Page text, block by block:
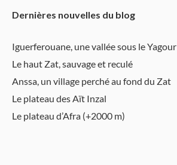
Dernières nouvelles du blog
Iguerferouane, une vallée sous le Yagour
Le haut Zat, sauvage et reculé
Anssa, un village perché au fond du Zat
Le plateau des Aït Inzal
Le plateau d’Afra (+2000 m)